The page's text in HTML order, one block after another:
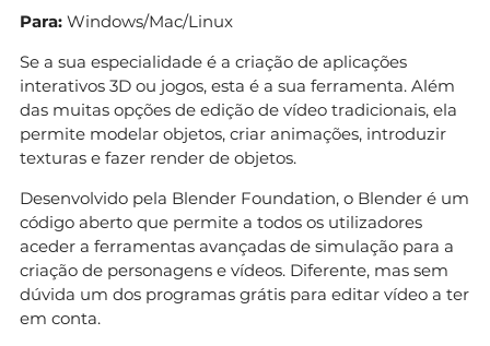
Para: Windows/Mac/Linux
Se a sua especialidade é a criação de aplicações
interativos 3D ou jogos, esta é a sua ferramenta. Além
das muitas opções de edição de vídeo tradicionais, ela
permite modelar objetos, criar animações, introduzir
texturas e fazer render de objetos.
Desenvolvido pela Blender Foundation, o Blender é um
código aberto que permite a todos os utilizadores
aceder a ferramentas avançadas de simulação para a
criação de personagens e vídeos. Diferente, mas sem
dúvida um dos programas grátis para editar vídeo a ter
em conta.